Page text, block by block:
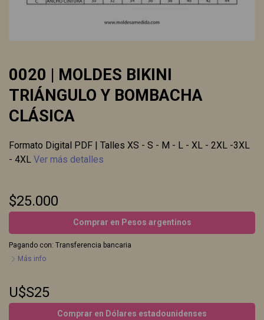
0020 | MOLDES BIKINI
TRIÁNGULO Y BOMBACHA
CLÁSICA
Formato Digital PDF | Talles XS - S - M - L - XL - 2XL -3XL
- 4XL Ver más detalles
$25.000
Comprar en Pesos argentinos
Pagando con: Transferencia bancaria
Más info
U$S25
Comprar en Dólares estadounidenses